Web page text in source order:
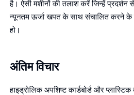
है। ऐसी मशीनों की तलाश करें जिन्हें प्रदर्शन
न्यूनतम ऊर्जा खपत के साथ संचालित करने के
हो।
अंतिम विचार
हाइड्रोलिक अपशिष्ट कार्डबोर्ड और प्लास्टिक